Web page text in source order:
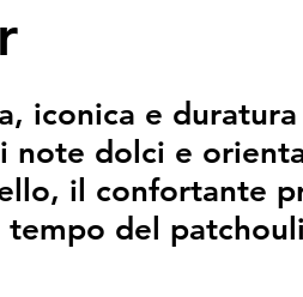
iconica e
note dolci e
il confortante
tempo del